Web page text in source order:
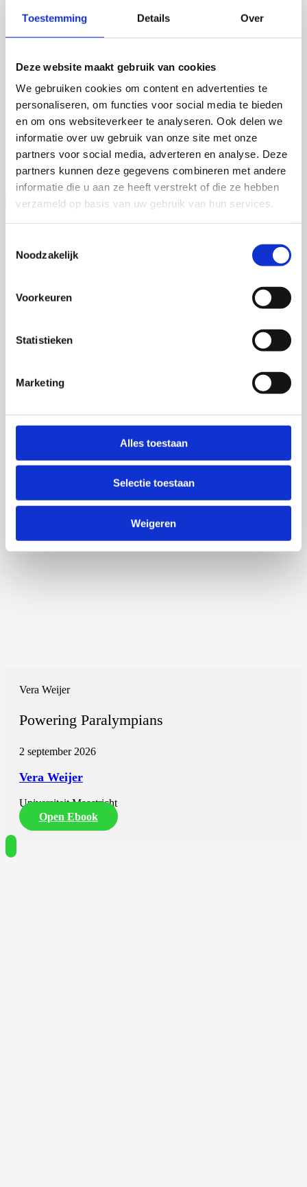
Toestemming Details Over
Deze website maakt gebruik van cookies
We gebruiken cookies om content en advertenties te
personaliseren, om functies voor social media te bieden
en om ons websiteverkeer te analyseren. Ook delen we
informatie over uw gebruik van onze site met onze
partners voor social media, adverteren en analyse. Deze
partners kunnen deze gegevens combineren met andere
informatie die u aan ze heeft verstrekt of die ze hebben
verzameld op basis van uw gebruik van hun services.
Noodzakelijk
Voorkeuren
Statistieken
Marketing
Alles toestaan
Selectie toestaan
Weigeren
Context-aware phenotyping of cardiac
disease across translational models
4 september 2026
Talitha Spanjersberg
Universiteit Utrecht
Open Ebook
Vera Weijer
Powering Paralympians
2 september 2026
Vera Weijer
Universiteit Maastricht
Open Ebook